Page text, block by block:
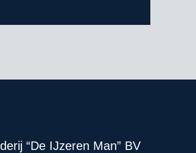
“De IJzeren Man” BV